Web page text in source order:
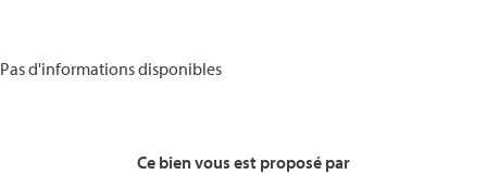
Pas d'informations disponibles
Ce bien vous est proposé par